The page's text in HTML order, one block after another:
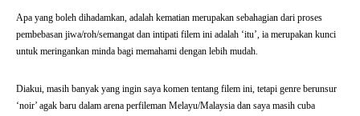
Apa yang boleh dihadamkan, adalah kematian merupakan sebahagian dari proses
pembebasan jiwa/roh/semangat dan intipati filem ini adalah ‘itu’, ia merupakan kunci
untuk meringankan minda bagi memahami dengan lebih mudah.
Diakui, masih banyak yang ingin saya komen tentang filem ini, tetapi genre berunsur
‘noir’ agak baru dalam arena perfileman Melayu/Malaysia dan saya masih cuba